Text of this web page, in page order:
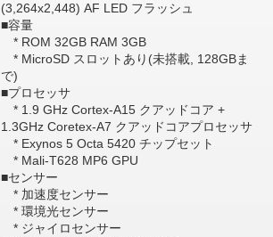
(3,264x2,448) AF LED フラッシュ
■容量
* ROM 32GB RAM 3GB
* MicroSD スロットあり(未搭載, 128GBま
で)
■プロセッサ
* 1.9 GHz Cortex-A15 クアッドコア +
1.3GHz Coretex-A7 クアッドコアプロセッサ
* Exynos 5 Octa 5420 チップセット
* Mali-T628 MP6 GPU
■センサー
* 加速度センサー
* 環境光センサー
* ジャイロセンサー